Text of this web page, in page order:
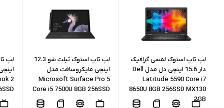
نسل پردازنده
8GB
حافظه داخلی 256GB
نوع حافظه داخلی SSD
پردازنده گرافیکی Intel HD Graphics 520 + NVIDIA GeForce dGPU
لپ تاپ استوک لمسی گرافیک
دار 15.6 اینچی دل مدل Dell
Latitude 5590 Core i7
8650U 8GB 256SSD MX130
2GB
لپ تاپ استوک تبلت شو 12.3
اینچی مایکروسافت مدل
Microsoft Surface Pro 5
Core i5 7500U 8GB 256SSD
2